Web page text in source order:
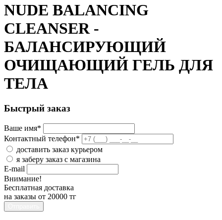
NUDE BALANCING
CLEANSER -
БАЛАНСИРУЮЩИЙ
ОЧИЩАЮЩИЙ ГЕЛЬ ДЛЯ
ТЕЛА
Быстрый заказ
Ваше имя*
Контактный телефон*
доставить заказ курьером
я заберу заказ с магазина
E-mail
Внимание!
Бесплатная доставка
на заказы от 20000 тг